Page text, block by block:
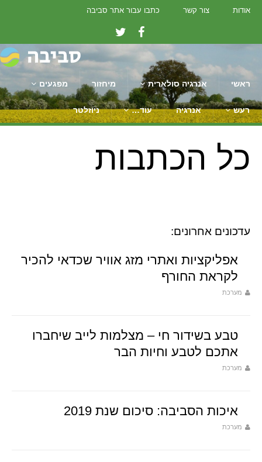
אודות צור קשר כתבו עבור אתר סביבה
ראשי אנרגיה סולארית מיחזור מפגעים
רעש אנרגיה עוד… ניוזלטר
כל הכתבות
עדכונים אחרונים:
אפליקציות ואתרי מזג אוויר שכדאי להכיר
לקראת החורף
מערכת
טבע בשידור חי – מצלמות לייב שיחברו
אתכם לטבע וחיות הבר
מערכת
איכות הסביבה: סיכום שנת 2019
מערכת